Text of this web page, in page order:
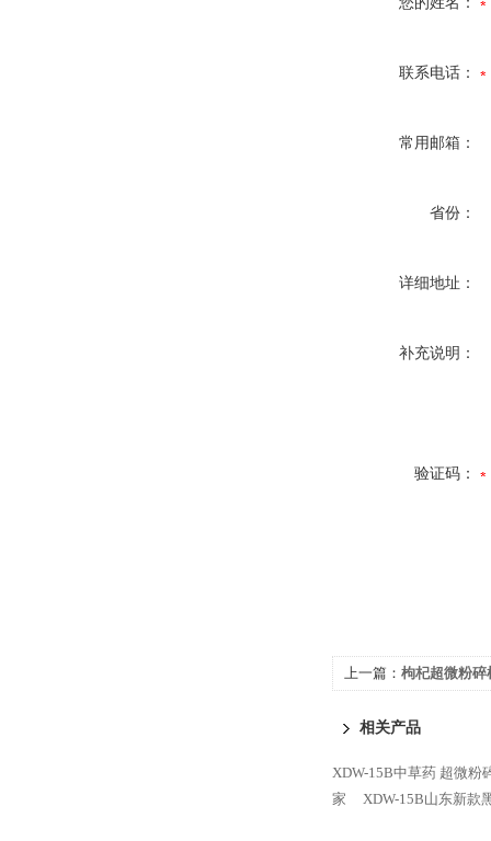
联系电话：
常用邮箱：
省份：
详细地址：
补充说明：
验证码：
上一篇： 枸杞超微粉碎
相关产品
XDW-15B中草药 超微粉
家
XDW-15B山东新款